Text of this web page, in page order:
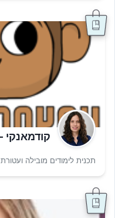
קודמאנקי
תכנית לימודים מובילה